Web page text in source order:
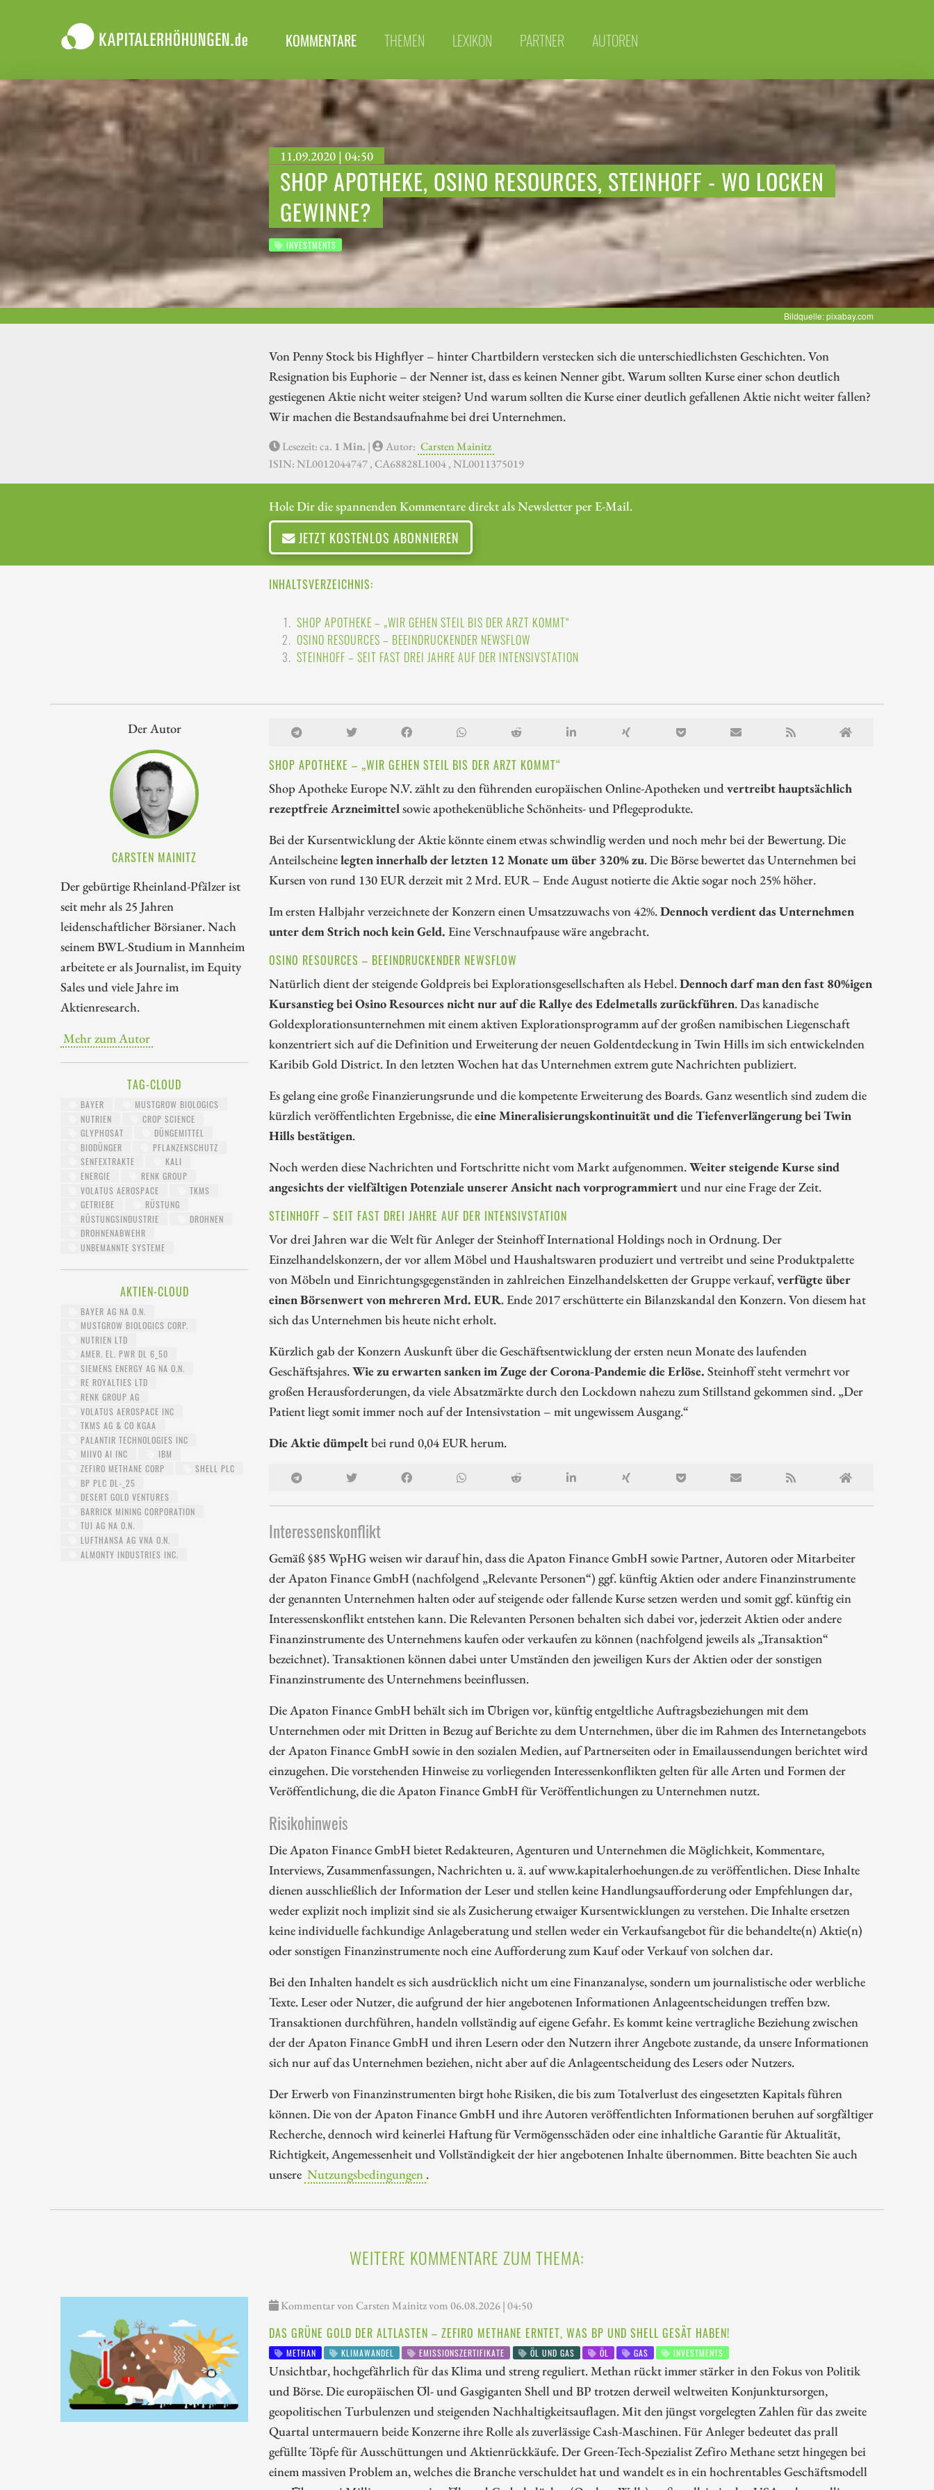
KOMMENTARE THEMEN LEXIKON PARTNER AUTOREN
11.09.2020 | 04:50
SHOP APOTHEKE, OSINO RESOURCES, STEINHOFF - WO LOCKEN
GEWINNE?
INVESTMENTS
Bildquelle: pixabay.com
Von Penny Stock bis Highflyer – hinter Chartbildern verstecken sich die unterschiedlichsten Geschichten. Von
Resignation bis Euphorie – der Nenner ist, dass es keinen Nenner gibt. Warum sollten Kurse einer schon deutlich
gestiegenen Aktie nicht weiter steigen? Und warum sollten die Kurse einer deutlich gefallenen Aktie nicht weiter fallen?
Wir machen die Bestandsaufnahme bei drei Unternehmen.
Lesezeit: ca. 1 Min. | Autor: Carsten Mainitz
ISIN: NL0012044747 , CA68828L1004 , NL0011375019
Hole Dir die spannenden Kommentare direkt als Newsletter per E-Mail.
JETZT KOSTENLOS ABONNIEREN
INHALTSVERZEICHNIS:
SHOP APOTHEKE – „WIR GEHEN STEIL BIS DER ARZT KOMMT“
OSINO RESOURCES – BEEINDRUCKENDER NEWSFLOW
STEINHOFF – SEIT FAST DREI JAHRE AUF DER INTENSIVSTATION
Der Autor
CARSTEN MAINITZ
Der gebürtige Rheinland-Pfälzer ist
seit mehr als 25 Jahren
leidenschaftlicher Börsianer. Nach
seinem BWL-Studium in Mannheim
arbeitete er als Journalist, im Equity
Sales und viele Jahre im
Aktienresearch.
Mehr zum Autor
TAG-CLOUD
BAYER
MUSTGROW BIOLOGICS
NUTRIEN
CROP SCIENCE
GLYPHOSAT
DÜNGEMITTEL
BIODÜNGER
PFLANZENSCHUTZ
SENFEXTRAKTE
KALI
ENERGIE
RENK GROUP
VOLATUS AEROSPACE
TKMS
GETRIEBE
RÜSTUNG
RÜSTUNGSINDUSTRIE
DROHNEN
DROHNENABWEHR
UNBEMANNTE SYSTEME
AKTIEN-CLOUD
BAYER AG NA O.N.
MUSTGROW BIOLOGICS CORP.
NUTRIEN LTD
AMER. EL. PWR DL 6_50
SIEMENS ENERGY AG NA O.N.
RE ROYALTIES LTD
RENK GROUP AG
VOLATUS AEROSPACE INC
TKMS AG & CO KGAA
PALANTIR TECHNOLOGIES INC
MIIVO AI INC
IBM
ZEFIRO METHANE CORP
SHELL PLC
BP PLC DL-_25
DESERT GOLD VENTURES
BARRICK MINING CORPORATION
TUI AG NA O.N.
LUFTHANSA AG VNA O.N.
ALMONTY INDUSTRIES INC.
SHOP APOTHEKE – „WIR GEHEN STEIL BIS DER ARZT KOMMT“
Shop Apotheke Europe N.V. zählt zu den führenden europäischen Online-Apotheken undvertreibt hauptsächlich
rezeptfreie Arzneimittelsowie apothekenübliche Schönheits- und Pflegeprodukte.
Bei der Kursentwicklung der Aktie könnte einem etwas schwindlig werden und noch mehr bei der Bewertung. Die
Anteilscheinelegten innerhalb der letzten 12 Monate um über 320% zu. Die Börse bewertet das Unternehmen bei
Kursen von rund 130 EUR derzeit mit 2 Mrd. EUR – Ende August notierte die Aktie sogar noch 25% höher.
Im ersten Halbjahr verzeichnete der Konzern einen Umsatzzuwachs von 42%.Dennoch verdient das Unternehmen
unter dem Strich noch kein Geld. Eine Verschnaufpause wäre angebracht.
OSINO RESOURCES – BEEINDRUCKENDER NEWSFLOW
Natürlich dient der steigende Goldpreis bei Explorationsgesellschaften als Hebel.Dennoch darf man den fast 80%igen
Kursanstieg bei Osino Resources nicht nur auf die Rallye des Edelmetalls zurückführen. Das kanadische
Goldexplorationsunternehmen mit einem aktiven Explorationsprogramm auf der großen namibischen Liegenschaft
konzentriert sich auf die Definition und Erweiterung der neuen Goldentdeckung in Twin Hills im sich entwickelnden
Karibib Gold District. In den letzten Wochen hat das Unternehmen extrem gute Nachrichten publiziert.
Es gelang eine große Finanzierungsrunde und die kompetente Erweiterung des Boards. Ganz wesentlich sind zudem die
kürzlich veröffentlichten Ergebnisse, dieeine Mineralisierungskontinuität und die Tiefenverlängerung bei Twin
Hills bestätigen.
Noch werden diese Nachrichten und Fortschritte nicht vom Markt aufgenommen.Weiter steigende Kurse sind
angesichts der vielfältigen Potenziale unserer Ansicht nach vorprogrammiertund nur eine Frage der Zeit.
STEINHOFF – SEIT FAST DREI JAHRE AUF DER INTENSIVSTATION
Vor drei Jahren war die Welt für Anleger der Steinhoff International Holdings noch in Ordnung. Der
Einzelhandelskonzern, der vor allem Möbel und Haushaltswaren produziert und vertreibt und seine Produktpalette
von Möbeln und Einrichtungsgegenständen in zahlreichen Einzelhandelsketten der Gruppe verkauf,verfügte über
einen Börsenwert von mehreren Mrd. EUR. Ende 2017 erschütterte ein Bilanzskandal den Konzern. Von diesem hat
sich das Unternehmen bis heute nicht erholt.
Kürzlich gab der Konzern Auskunft über die Geschäftsentwicklung der ersten neun Monate des laufenden
Geschäftsjahres.Wie zu erwarten sanken im Zuge der Corona-Pandemie die Erlöse. Steinhoff steht vermehrt vor
großen Herausforderungen, da viele Absatzmärkte durch den Lockdown nahezu zum Stillstand gekommen sind. „Der
Patient liegt somit immer noch auf der Intensivstation – mit ungewissem Ausgang.“
Die Aktie dümpeltbei rund 0,04 EUR herum.
Interessenskonflikt
Gemäß §85 WpHG weisen wir darauf hin, dass die Apaton Finance GmbH sowie Partner, Autoren oder Mitarbeiter
der Apaton Finance GmbH (nachfolgend „Relevante Personen“) ggf. künftig Aktien oder andere Finanzinstrumente
der genannten Unternehmen halten oder auf steigende oder fallende Kurse setzen werden und somit ggf. künftig ein
Interessenskonflikt entstehen kann. Die Relevanten Personen behalten sich dabei vor, jederzeit Aktien oder andere
Finanzinstrumente des Unternehmens kaufen oder verkaufen zu können (nachfolgend jeweils als „Transaktion“
bezeichnet). Transaktionen können dabei unter Umständen den jeweiligen Kurs der Aktien oder der sonstigen
Finanzinstrumente des Unternehmens beeinflussen.
Die Apaton Finance GmbH behält sich im Übrigen vor, künftig entgeltliche Auftragsbeziehungen mit dem
Unternehmen oder mit Dritten in Bezug auf Berichte zu dem Unternehmen, über die im Rahmen des Internetangebots
der Apaton Finance GmbH sowie in den sozialen Medien, auf Partnerseiten oder in Emailaussendungen berichtet wird
einzugehen. Die vorstehenden Hinweise zu vorliegenden Interessenkonflikten gelten für alle Arten und Formen der
Veröffentlichung, die die Apaton Finance GmbH für Veröffentlichungen zu Unternehmen nutzt.
Risikohinweis
Die Apaton Finance GmbH bietet Redakteuren, Agenturen und Unternehmen die Möglichkeit, Kommentare,
Interviews, Zusammenfassungen, Nachrichten u. ä. auf www.kapitalerhoehungen.de zu veröffentlichen. Diese Inhalte
dienen ausschließlich der Information der Leser und stellen keine Handlungsaufforderung oder Empfehlungen dar,
weder explizit noch implizit sind sie als Zusicherung etwaiger Kursentwicklungen zu verstehen. Die Inhalte ersetzen
keine individuelle fachkundige Anlageberatung und stellen weder ein Verkaufsangebot für die behandelte(n) Aktie(n)
oder sonstigen Finanzinstrumente noch eine Aufforderung zum Kauf oder Verkauf von solchen dar.
Bei den Inhalten handelt es sich ausdrücklich nicht um eine Finanzanalyse, sondern um journalistische oder werbliche
Texte. Leser oder Nutzer, die aufgrund der hier angebotenen Informationen Anlageentscheidungen treffen bzw.
Transaktionen durchführen, handeln vollständig auf eigene Gefahr. Es kommt keine vertragliche Beziehung zwischen
der der Apaton Finance GmbH und ihren Lesern oder den Nutzern ihrer Angebote zustande, da unsere Informationen
sich nur auf das Unternehmen beziehen, nicht aber auf die Anlageentscheidung des Lesers oder Nutzers.
Der Erwerb von Finanzinstrumenten birgt hohe Risiken, die bis zum Totalverlust des eingesetzten Kapitals führen
können. Die von der Apaton Finance GmbH und ihre Autoren veröffentlichten Informationen beruhen auf sorgfältiger
Recherche, dennoch wird keinerlei Haftung für Vermögensschäden oder eine inhaltliche Garantie für Aktualität,
Richtigkeit, Angemessenheit und Vollständigkeit der hier angebotenen Inhalte übernommen. Bitte beachten Sie auch
unsere Nutzungsbedingungen .
WEITERE KOMMENTARE ZUM THEMA:
Kommentar von Carsten Mainitz vom 06.08.2026 | 04:50
DAS GRÜNE GOLD DER ALTLASTEN – ZEFIRO METHANE ERNTET, WAS BP UND SHELL GESÄT HABEN!
METHAN KLIMAWANDEL EMISSIONSZERTIFIKATE ÖL UND GAS ÖL GAS INVESTMENTS
Unsichtbar, hochgefährlich für das Klima und streng reguliert. Methan rückt immer stärker in den Fokus von Politik
und Börse. Die europäischen Öl- und Gasgiganten Shell und BP trotzen derweil weltweiten Konjunktursorgen,
geopolitischen Turbulenzen und steigenden Nachhaltigkeitsauflagen. Mit den jüngst vorgelegten Zahlen für das zweite
Quartal untermauern beide Konzerne ihre Rolle als zuverlässige Cash-Maschinen. Für Anleger bedeutet das prall
gefüllte Töpfe für Ausschüttungen und Aktienrückkäufe. Der Green-Tech-Spezialist Zefiro Methane setzt hingegen bei
einem massiven Problem an, welches die Branche verschuldet hat und wandelt es in ein hochrentables Geschäftsmodell